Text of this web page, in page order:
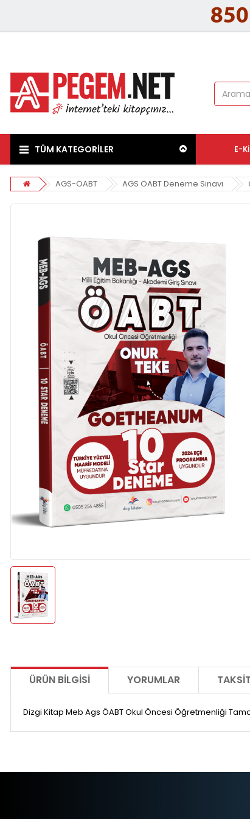
TÜM KATEGORİLER E-
AGS-ÖABT AGS ÖABT Deneme Sınavı
ÜRÜN BILGISI YORUMLAR
Dizgi Kitap Meb Ags ÖABT Okul Öncesi Öğretmenliği